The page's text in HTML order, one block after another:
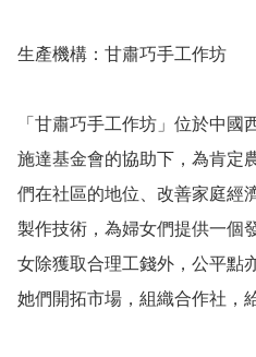
生產機構：甘肅巧手工作坊
「甘肅巧手工作坊」位於中
施達基金會的協助下，為肯定
們在社區的地位、改善家庭經
製作技術，為婦女們提供一個
女除獲取合理工錢外，公平點
她們開拓市場，組織合作社，